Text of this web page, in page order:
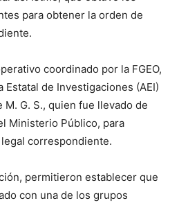
para obtener la orden de
coordinado por la FGEO,
de Investigaciones (AEI)
G. S., quien fue llevado de
Ministerio Público, para
correspondiente.
permitieron establecer que
con una de los grupos